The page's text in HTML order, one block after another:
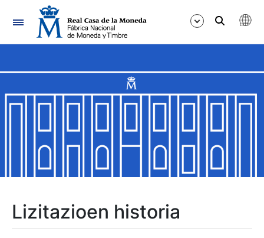
Nabigazioa
Erakutsi/Ezkutatu
Erakutsi/Ezkutatu
Erakutsi/Ezkutatu
Lizitazioen historia